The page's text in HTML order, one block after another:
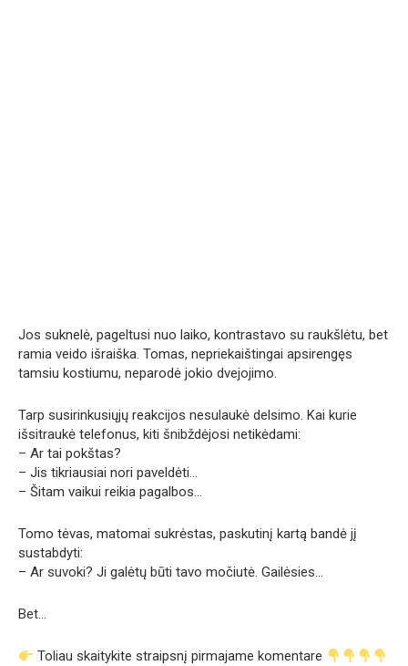
Jos suknelė, pageltusi nuo laiko, kontrastavo su raukšlėtu, bet
ramia veido išraiška. Tomas, nepriekaištingai apsirengęs
tamsiu kostiumu, neparodė jokio dvejojimo.
Tarp susirinkusiųjų reakcijos nesulaukė delsimo. Kai kurie
išsitraukė telefonus, kiti šnibždėjosi netikėdami:
– Ar tai pokštas?
– Jis tikriausiai nori paveldėti…
– Šitam vaikui reikia pagalbos…
Tomo tėvas, matomai sukrėstas, paskutinį kartą bandė jį
sustabdyti:
– Ar suvoki? Ji galėtų būti tavo močiutė. Gailėsies…
Bet…
Toliau skaitykite straipsnį pirmajame komentare